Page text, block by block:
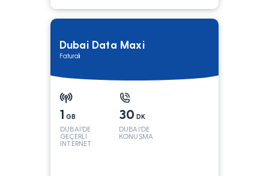
Dubai Data Maxi
Faturalı
1 GB
DUBAİ'DE
GEÇERLİ
İNTERNET
30 DK
DUBAİ'DE
KONUŞMA